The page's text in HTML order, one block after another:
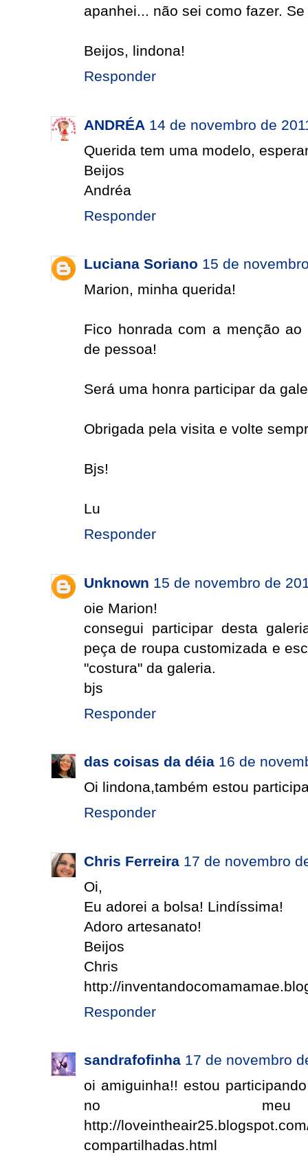
apanhei... não sei como fazer.
Beijos, lindona!
Responder
ANDRÉA 14 de novembro de
Querida tem uma modelo,
Beijos
Andréa
Responder
Luciana Soriano 15 de
Marion, minha querida!
Fico honrada com a menção
de pessoa!
Será uma honra participar da
Obrigada pela visita e volte
Bjs!
Lu
Responder
Unknown 15 de novembro de
oie Marion!
consegui participar desta
peça de roupa customizada e
"costura" da galeria.
bjs
Responder
das coisas da déia 16 de
Oi lindona,também estou
Responder
Chris Ferreira 17 de novembro
Oi,
Eu adorei a bolsa! Lindíssima!
Adoro artesanato!
Beijos
Chris
http://
Responder
sandrafofinha 17 de novembro
oi amiguinha!! estou
no meu
http://
compartilhadas.html